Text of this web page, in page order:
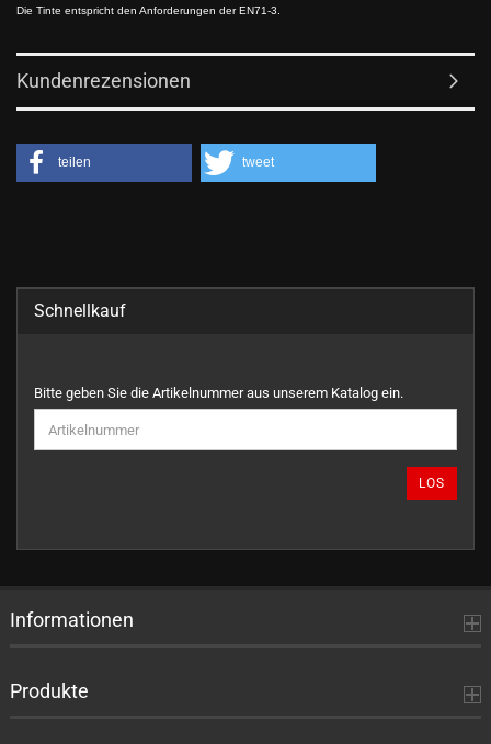
Die Tinte entspricht den Anforderungen der EN71-3.
Kundenrezensionen
teilen tweet
Schnellkauf
BITTE
GEBEN
SIE
DIE
EIN.
Bitte geben Sie die Artikelnummer aus unserem Katalog ein.
LOS
Informationen
Produkte